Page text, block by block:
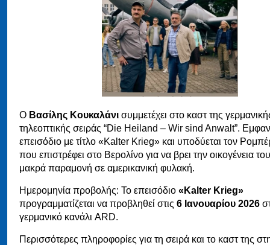
Ο Βασίλης Κουκαλάνι συμμετέχει στο καστ της
τηλεοπτικής σειράς “Die Heiland – Wir sind Anwalt”.
επεισόδιο με τίτλο «Kalter Krieg» και υποδύεται τον
που επιστρέφει στο Βερολίνο για να βρει την οικογένεια
μακρά παραμονή σε αμερικανική φυλακή.
Ημερομηνία προβολής: Το επεισόδιο «Kalter Krieg»
προγραμματίζεται να προβληθεί στις 6 Ιανουαρίου 2026
γερμανικό κανάλι ARD.
Περισσότερες πληροφορίες για τη σειρά και το καστ της